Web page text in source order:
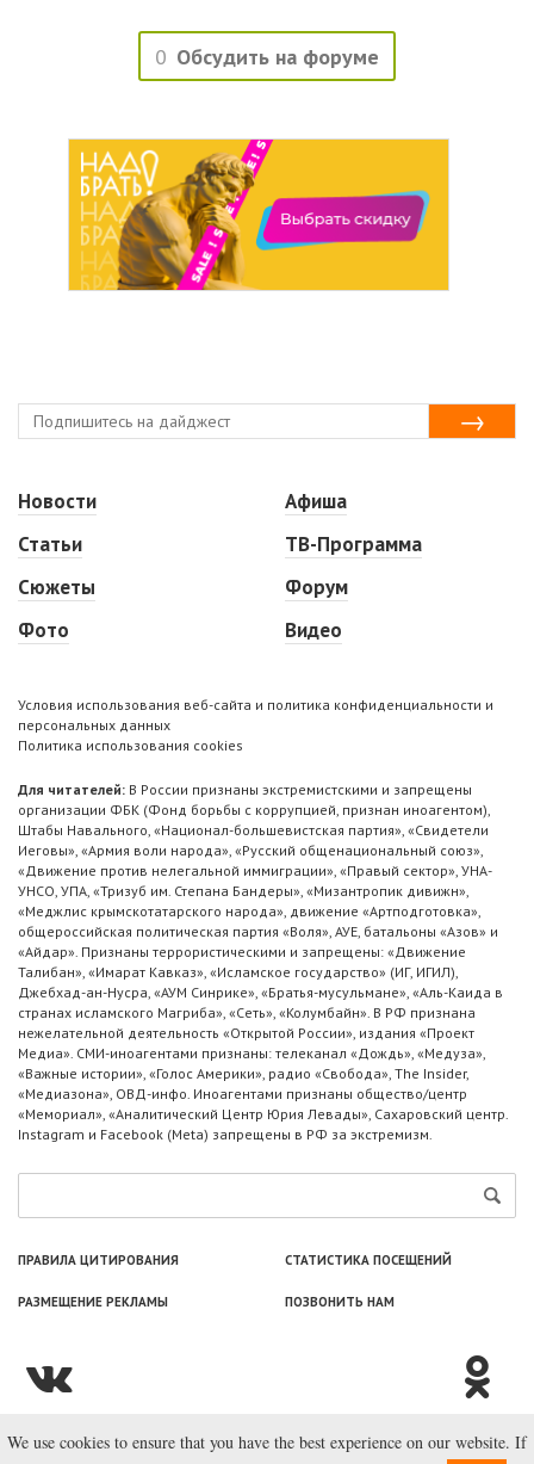
0 Обсудить на форуме
Новости
Статьи
Сюжеты
Фото
Афиша
ТВ-Программа
Форум
Видео
Условия использования веб-сайта и политика конфиденциальности и
персональных данных
Политика использования cookies
Для читателей: В России признаны экстремистскими и запрещены
организации ФБК (Фонд борьбы с коррупцией, признан иноагентом),
Штабы Навального, «Национал-большевистская партия», «Свидетели
Иеговы», «Армия воли народа», «Русский общенациональный союз»,
«Движение против нелегальной иммиграции», «Правый сектор», УНА-
УНСО, УПА, «Тризуб им. Степана Бандеры», «Мизантропик дивижн»,
«Меджлис крымскотатарского народа», движение «Артподготовка»,
общероссийская политическая партия «Воля», АУЕ, батальоны «Азов» и
«Айдар». Признаны террористическими и запрещены: «Движение
Талибан», «Имарат Кавказ», «Исламское государство» (ИГ, ИГИЛ),
Джебхад-ан-Нусра, «АУМ Синрике», «Братья-мусульмане», «Аль-Каида в
странах исламского Магриба», «Сеть», «Колумбайн». В РФ признана
нежелательной деятельность «Открытой России», издания «Проект
Медиа». СМИ-иноагентами признаны: телеканал «Дождь», «Медуза»,
«Важные истории», «Голос Америки», радио «Свобода», The Insider,
«Медиазона», ОВД-инфо. Иноагентами признаны общество/центр
«Мемориал», «Аналитический Центр Юрия Левады», Сахаровский центр.
Instagram и Facebook (Metа) запрещены в РФ за экстремизм.
ПРАВИЛА ЦИТИРОВАНИЯ СТАТИСТИКА ПОСЕЩЕНИЙ
РАЗМЕЩЕНИЕ РЕКЛАМЫ ПОЗВОНИТЬ НАМ
© ООО «Лаборатория Новоcтей», 2003—2026.
We use cookies to ensure that you have the best experience on our website. If